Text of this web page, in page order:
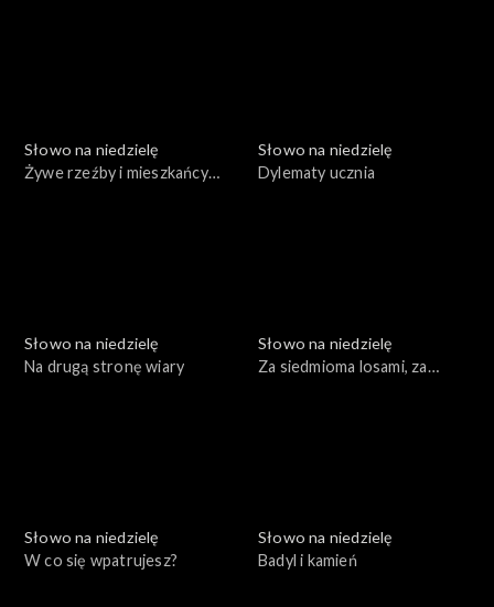
Słowo na niedzielę
Żywe rzeźby i mieszkańcy
Słowo na niedzielę
Dylematy ucznia
Słowo na niedzielę
Na drugą stronę wiary
Słowo na niedzielę
Za siedmioma losami, za
Słowo na niedzielę
W co się wpatrujesz?
Słowo na niedzielę
Badyl i kamień